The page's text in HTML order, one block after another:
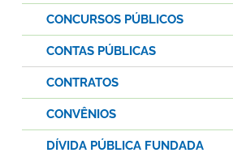
CONCURSOS PÚBLICOS
CONTAS PÚBLICAS
CONTRATOS
CONVÊNIOS
DÍVIDA PÚBLICA FUNDADA